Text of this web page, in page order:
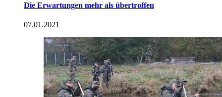
Die Erwartungen mehr als übertroffen
07.01.2021